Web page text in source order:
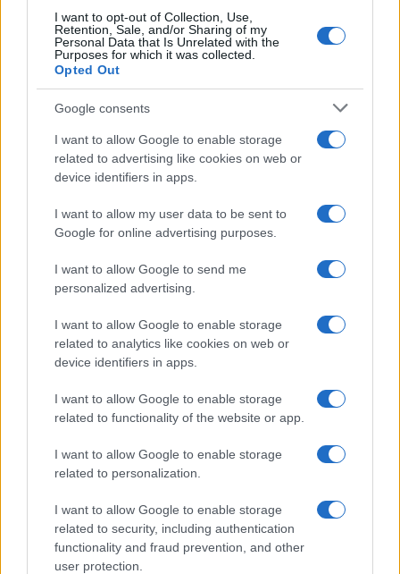
I want to opt-out of Collection, Use,
Retention, Sale, and/or Sharing of my
Personal Data that Is Unrelated with the
Purposes for which it was collected.
Opted Out
Google consents
I want to allow Google to enable storage
related to advertising like cookies on web or
device identifiers in apps.
I want to allow my user data to be sent to
Google for online advertising purposes.
I want to allow Google to send me
personalized advertising.
I want to allow Google to enable storage
related to analytics like cookies on web or
device identifiers in apps.
I want to allow Google to enable storage
related to functionality of the website or app.
I want to allow Google to enable storage
related to personalization.
I want to allow Google to enable storage
related to security, including authentication
functionality and fraud prevention, and other
user protection.
Vai all'archivio delle vignette
“I lavori sulle ferrovie a
Firenze? Così abbiamo
spiegato che erano necessari”
Giuseppe Inchingolo, Chief Corporate Affairs,
Communication & Sustainability Officer del
Gruppo Ferrovie dello Stato Italiane, a
disintermediato il flusso informativo"
7 Agosto 2026, 20:00